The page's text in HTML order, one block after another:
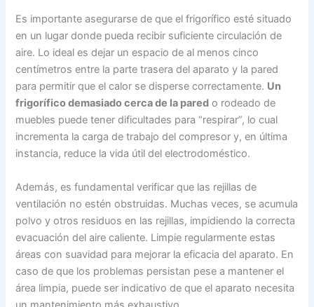
Es importante asegurarse de que el frigorífico esté situado
en un lugar donde pueda recibir suficiente circulación de
aire. Lo ideal es dejar un espacio de al menos cinco
centímetros entre la parte trasera del aparato y la pared
para permitir que el calor se disperse correctamente. Un
frigorífico demasiado cerca de la pared o rodeado de
muebles puede tener dificultades para “respirar”, lo cual
incrementa la carga de trabajo del compresor y, en última
instancia, reduce la vida útil del electrodoméstico.
Además, es fundamental verificar que las rejillas de
ventilación no estén obstruidas. Muchas veces, se acumula
polvo y otros residuos en las rejillas, impidiendo la correcta
evacuación del aire caliente. Limpie regularmente estas
áreas con suavidad para mejorar la eficacia del aparato. En
caso de que los problemas persistan pese a mantener el
área limpia, puede ser indicativo de que el aparato necesita